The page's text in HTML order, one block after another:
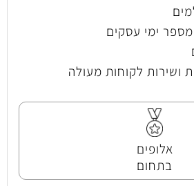
ימי עסקים
ושירות לקוחות מעולה
אלופים
בתחום